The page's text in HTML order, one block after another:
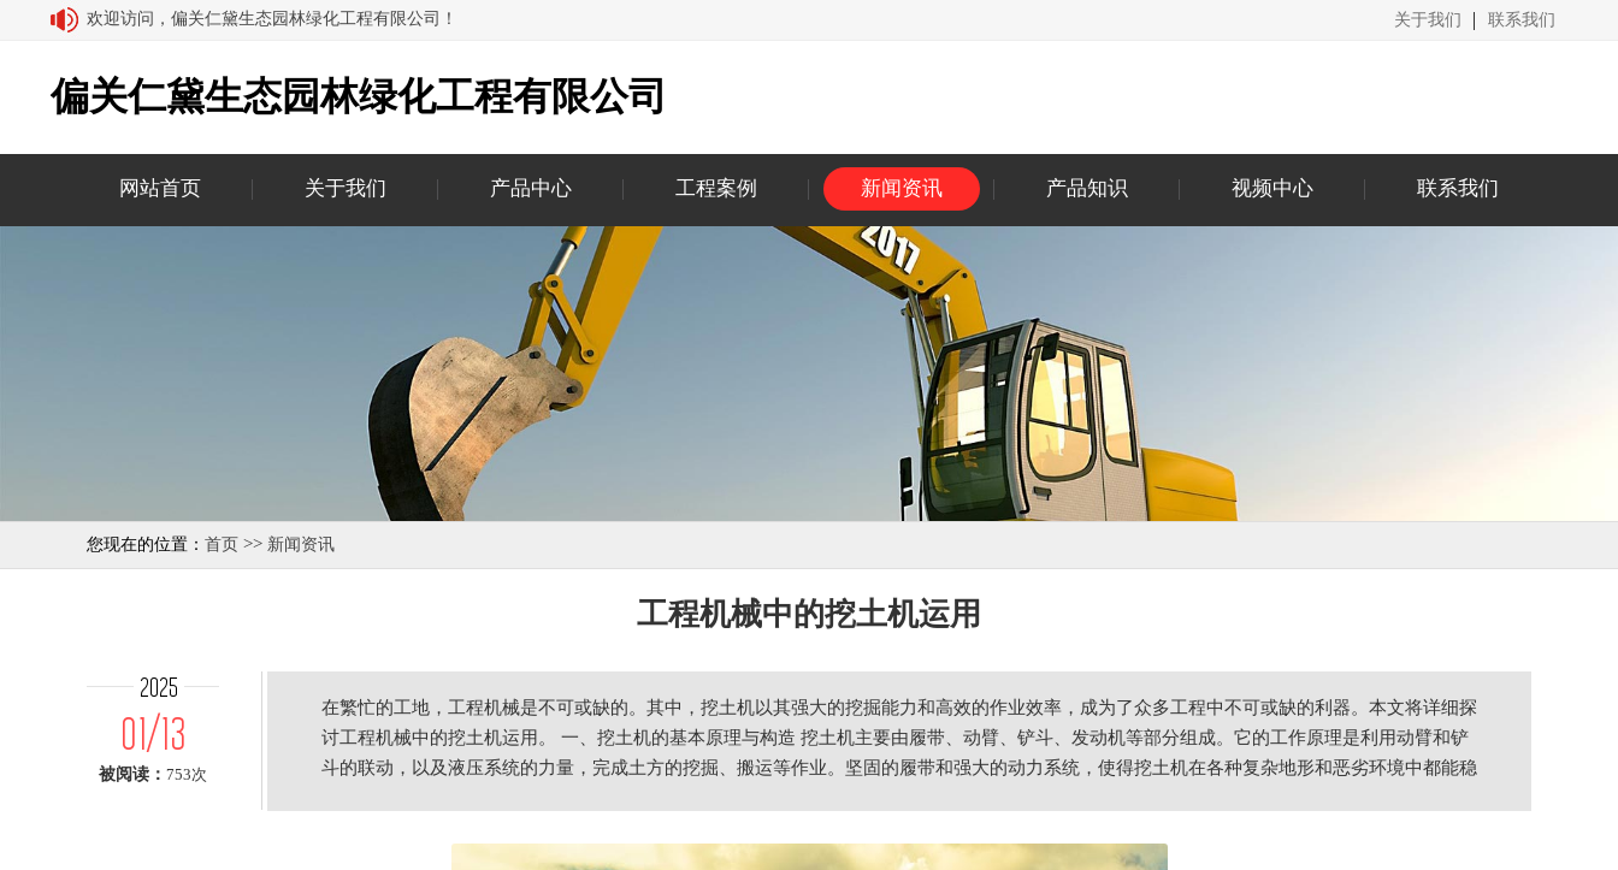
欢迎访问，偏关仁黛生态园林绿化工程有限公司！ 关于我们 联系我们
偏关仁黛生态园林绿化工程有限公司
网站首页 关于我们 产品中心 工程案例 新闻资讯 产品知识 视频中心 联系我们
您现在的位置： 首页 >> 新闻资讯
工程机械中的挖土机运用
2025
01/13
被阅读： 753次
在繁忙的工地，工程机械是不可或缺的。其中，挖土机以其强大的挖掘能力和高效的作业效率，成为了众多工程中不可或缺的利器。本文将详细探
讨工程机械中的挖土机运用。 一、挖土机的基本原理与构造 挖土机主要由履带、动臂、铲斗、发动机等部分组成。它的工作原理是利用动臂和铲
斗的联动，以及液压系统的力量，完成土方的挖掘、搬运等作业。坚固的履带和强大的动力系统，使得挖土机在各种复杂地形和恶劣环境中都能稳